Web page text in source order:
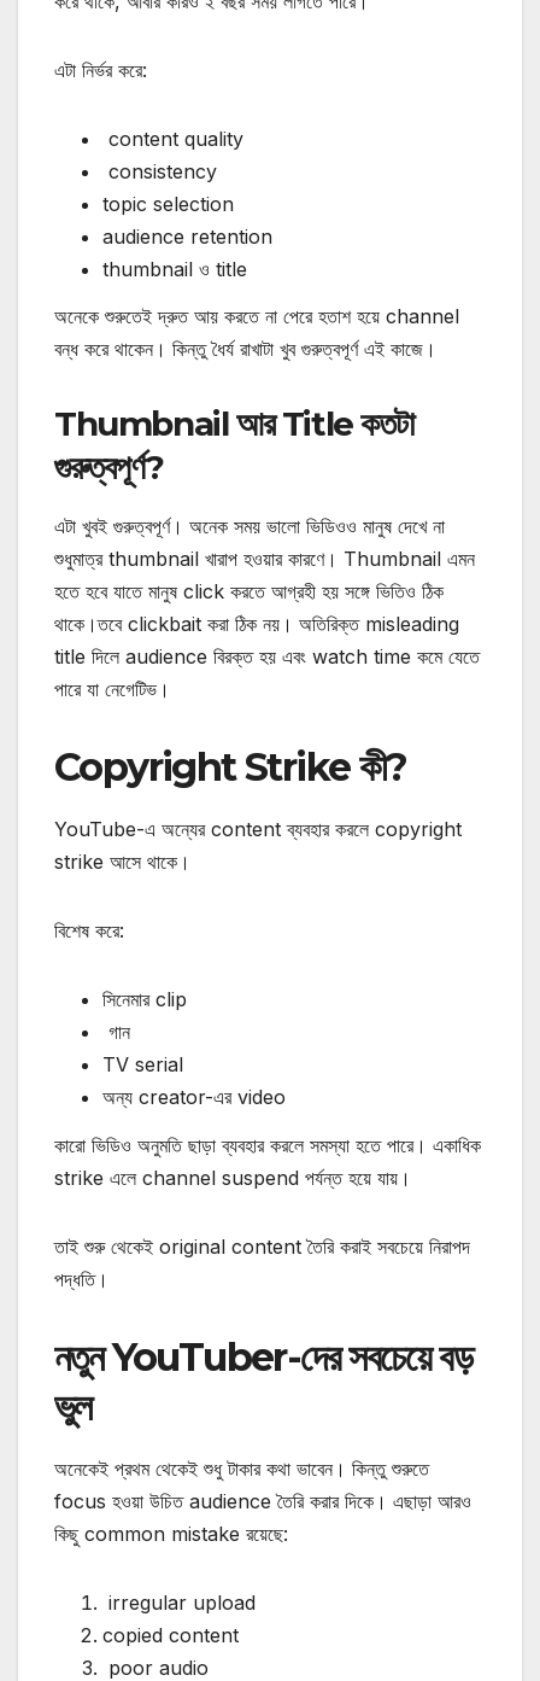
এটা নির্ভর করে:
content quality
consistency
topic selection
audience retention
thumbnail ও title
অনেকে শুরুতেই দ্রুত আয় করতে না পেরে হতাশ হয়ে channel
বন্ধ করে থাকেন। কিন্তু ধৈর্য রাখাটা খুব গুরুত্বপূর্ণ এই কাজে।
Thumbnail আর Title কতটা
গুরুত্বপূর্ণ?
এটা খুবই গুরুত্বপূর্ণ। অনেক সময় ভালো ভিডিওও মানুষ দেখে না
শুধুমাত্র thumbnail খারাপ হওয়ার কারণে। Thumbnail এমন
হতে হবে যাতে মানুষ click করতে আগ্রহী হয় সঙ্গে ভিতিও ঠিক
থাকে।তবে clickbait করা ঠিক নয়। অতিরিক্ত misleading
title দিলে audience বিরক্ত হয় এবং watch time কমে যেতে
পারে যা নেগেটিভ।
Copyright Strike কী?
YouTube-এ অন্যের content ব্যবহার করলে copyright
strike আসে থাকে।
বিশেষ করে:
সিনেমার clip
গান
TV serial
অন্য creator-এর video
কারো ভিডিও অনুমতি ছাড়া ব্যবহার করলে সমস্যা হতে পারে। একাধিক
strike এলে channel suspend পর্যন্ত হয়ে যায়।
তাই শুরু থেকেই original content তৈরি করাই সবচেয়ে নিরাপদ
পদ্ধতি।
নতুন YouTuber-দের সবচেয়ে বড়
ভুল
অনেকেই প্রথম থেকেই শুধু টাকার কথা ভাবেন। কিন্তু শুরুতে
focus হওয়া উচিত audience তৈরি করার দিকে। এছাড়া আরও
কিছু common mistake রয়েছে:
irregular upload
copied content
poor audio